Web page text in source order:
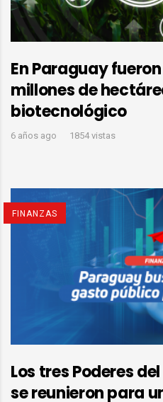
En Paraguay
millones de
biotecnológico
6 años ago 1854 vistas
FINANZAS
Los tres Poderes
se reunieron para